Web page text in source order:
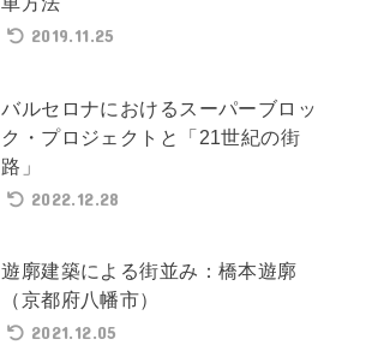
2019.11.25
バルセロナにおけるスーパーブロッ
ク・プロジェクトと「21世紀の街
路」
2022.12.28
遊廓建築による街並み：橋本遊廓
（京都府八幡市）
2021.12.05